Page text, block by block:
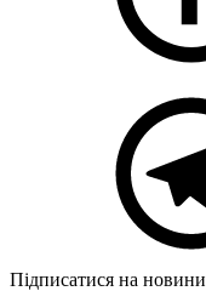
Підписатися на новини